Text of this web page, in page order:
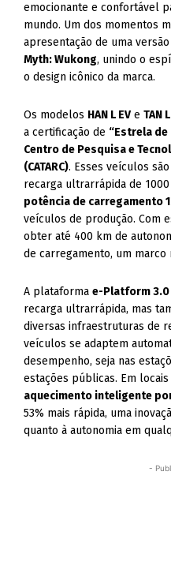
emocionante e confortável
mundo. Um dos momentos
apresentação de uma
Myth: Wukong, unindo o
o design icônico da marca.
Os modelos HAN L EV eTAN
a certificação de “Estrela
Centro de Pesquisa e
(CATARC). Esses veículos
recarga ultrarrápida de
potência de carregamento
veículos de produção. Com
obter até 400 km de
de carregamento, um marco
A plataformae-Platform 3.0
recarga ultrarrápida, mas
diversas infraestruturas de
veículos se adaptem
desempenho, seja nas
estações públicas. Em
aquecimento inteligente
53% mais rápida, uma
quanto à autonomia em
-